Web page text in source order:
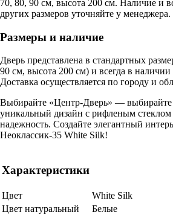
70, 80, 90 см, высота 200 см. Наличие и
других размеров уточняйте у менеджера.
Размеры и наличие
Дверь представлена в стандартных
90 см, высота 200 см) и всегда в
Доставка осуществляется по городу и
Выбирайте «Центр-Дверь» — выбирайте
уникальный дизайн с рифленым
надежность. Создайте элегантный
Неоклассик-35 White Silk!
Характеристики
Цвет
White Silk
Цвет натуральный
Белые